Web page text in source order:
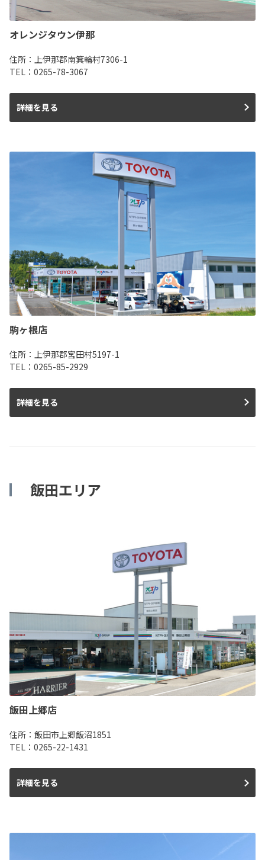
オレンジタウン伊那
住所：上伊那郡南箕輪村7306-1
TEL：0265-78-3067
詳細を見る
駒ヶ根店
住所：上伊那郡宮田村5197-1
TEL：0265-85-2929
詳細を見る
飯田エリア
飯田上郷店
住所：飯田市上郷飯沼1851
TEL：0265-22-1431
詳細を見る